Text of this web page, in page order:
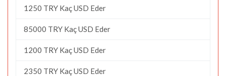
1250 TRY Kaç USD Eder
85000 TRY Kaç USD Eder
1200 TRY Kaç USD Eder
2350 TRY Kaç USD Eder